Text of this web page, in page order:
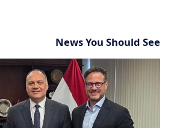
News You Should See